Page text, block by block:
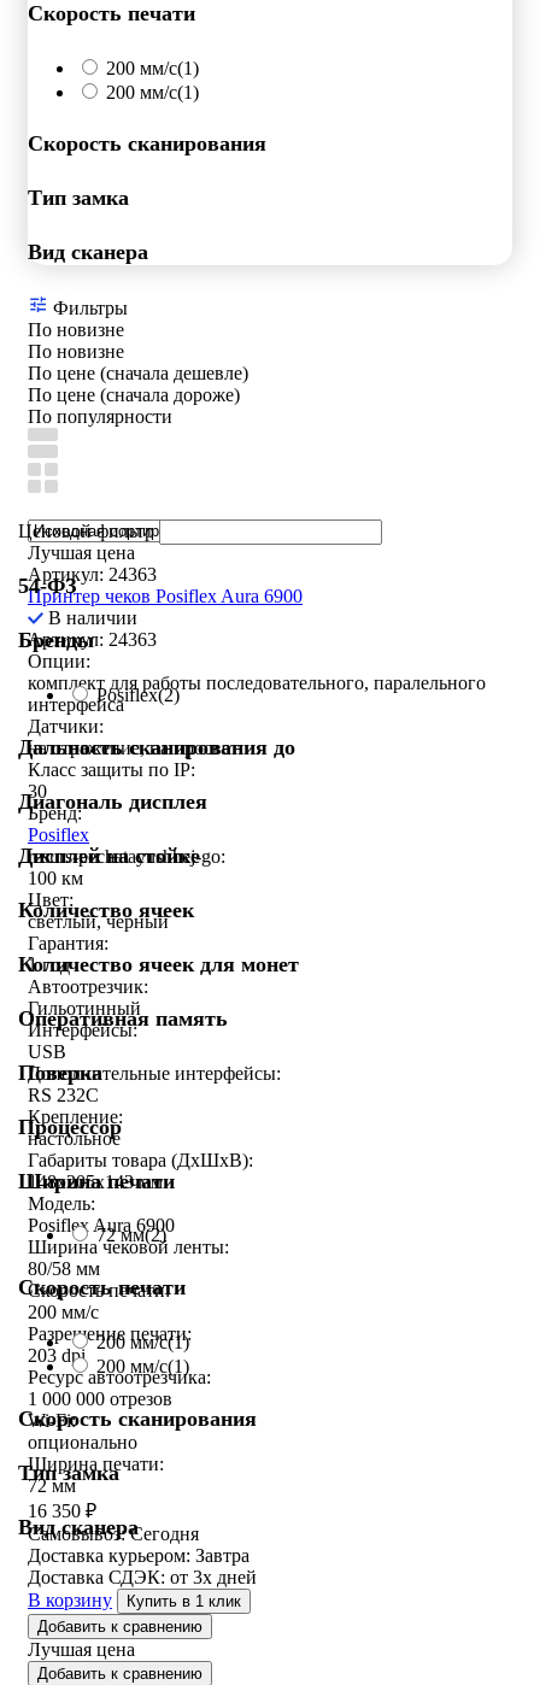
Скорость печати
200 мм/c(1)
200 мм/с(1)
Скорость сканирования
Тип замка
Вид сканера
Фильтры
По новизне
По новизне
По цене (сначала дешевле)
По цене (сначала дороже)
По популярности
Ценовой фильтр
54-ФЗ
Бренды
Posiflex(2)
Дальность сканирования до
Диагональ дисплея
Дисплей на стойке
Количество ячеек
Количество ячеек для монет
Оперативная память
Поверка
Процессор
Ширина печати
72 мм(2)
Скорость печати
200 мм/c(1)
200 мм/с(1)
Скорость сканирования
Тип замка
Вид сканера
Лучшая цена
Артикул: 24363
Принтер чеков Posiflex Aura 6900
В наличии
Артикул: 24363
Опции:
комплект для работы последовательного, паралельного
интерфейса
Датчики:
на отражение, на просвет
Класс защиты по IP:
30
Бренд:
Posiflex
resurs-pechatayushhej-go:
100 км
Цвет:
светлый, черный
Гарантия:
1 год
Автоотрезчик:
Гильотинный
Интерфейсы:
USB
Дополнительные интерфейсы:
RS 232C
Крепление:
настольное
Габариты товара (ДxШxВ):
148x205x143 мм
Модель:
Posiflex Aura 6900
Ширина чековой ленты:
80/58 мм
Скорость печати:
200 мм/с
Разрешение печати:
203 dpi
Ресурс автоотрезчика:
1 000 000 отрезов
Wi-Fi:
опционально
Ширина печати:
72 мм
16 350 ₽
Самовывоз:Сегодня
Доставка курьером: Завтра
Доставка СДЭК: от 3х дней
В корзину
Купить в 1 клик
Добавить к сравнению
Лучшая цена
Добавить к сравнению